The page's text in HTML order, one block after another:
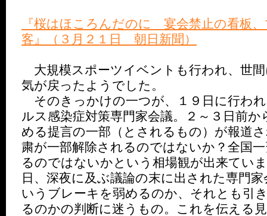
『桜はほころんだのに 宴会禁止の看板
客』（３月２１日 朝日新聞）
大規模スポーツイベントも行われ、世
気が戻ったようでした。
そのきっかけの一つが、１９日に行わ
ルス感染症対策専門家会議。２～３日前
める提言の一部（とされるもの）が報道
粛が一部解除されるのではないか？全国
るのではないかという相場観が出来てい
日、深夜に及ぶ議論の末に出された専門
いうブレーキを弱めるのか、それとも引
るのかの判断に迷うもの。これを伝える